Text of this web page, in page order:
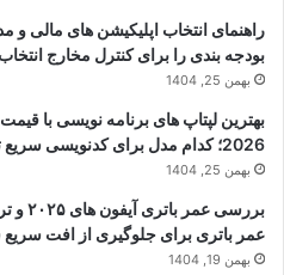
راهنمای انتخاب اپلیکیشن های مالی و
بودجه بندی را برای کنترل مخارج
بهمن 25, 1404
بهترین لپتاپ های برنامه نویسی با
2026؛ کدام مدل برای کدنویسی سریع تر و به صرفه تر است؟
بهمن 25, 1404
عمر باتری برای جلوگیری از افت سریع
بهمن 19, 1404